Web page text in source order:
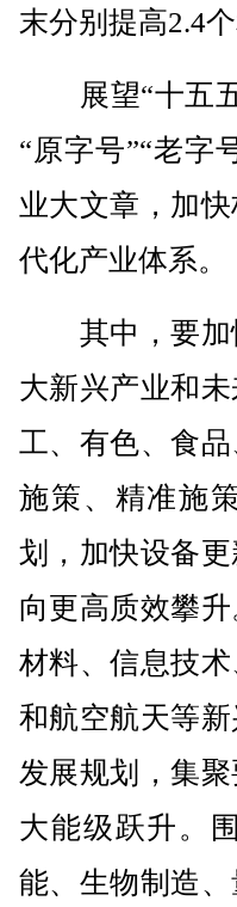
末分别提高2.4
展望“十五五
“原字号”“老字
业大文章，加
代化产业体系。
其中，要加
大新兴产业和
工、有色、食
施策、精准施
划，加快设备
向更高质效攀
材料、信息技
和航空航天等
发展规划，集
大能级跃升。
能、生物制造